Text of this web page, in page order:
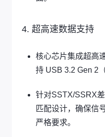
4. 超高速数据支持
核心芯片集成超高
持 USB 3.2 Gen 2
针对SSTX/SSRX
匹配设计，确保信
严格要求。